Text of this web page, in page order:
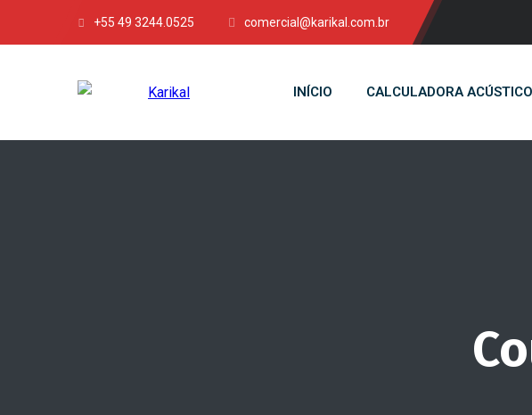
+55 49 3244.0525 comercial@karikal.com.br
INÍCIO CALCULADORA ACÚSTICO